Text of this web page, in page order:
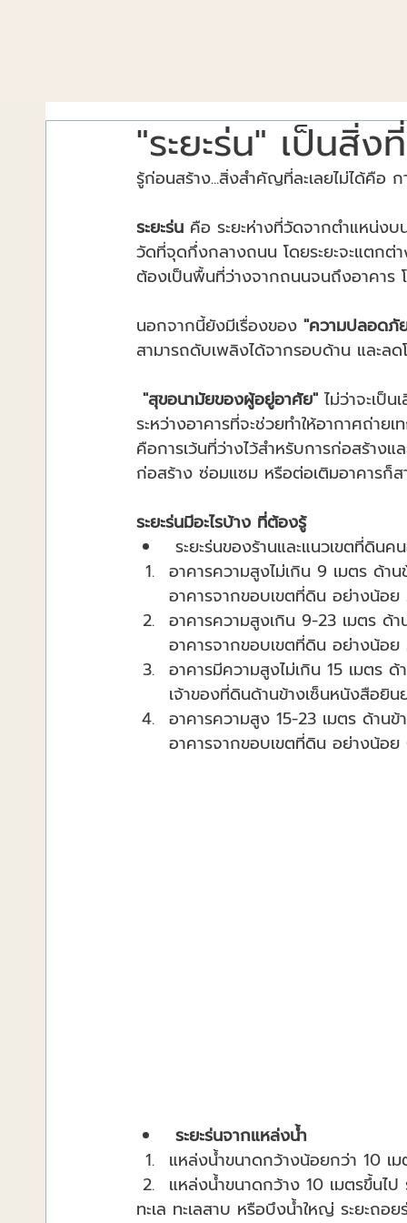
"ระยะร่น" เป็นสิ่
รู้ก่อนสร้าง...สิ่งสำคัญที่ละเลยไม่ได้คือ
ระยะร่น คือ ระยะห่างที่วัดจากตำแหน่ง
วัดที่จุดกึ่งกลางถนน โดยระยะจะแตกต่
ต้องเป็นพื้นที่ว่างจากถนนจนถึงอาคาร
นอกจากนี้ยังมีเรื่องของ "ความปลอดภั
สามารถดับเพลิงได้จากรอบด้าน และล
"สุขอนามัยของผู้อยู่อาศัย" ไม่ว่าจะเป็
ระหว่างอาคารที่จะช่วยทำให้อากาศถ่าย
คือการเว้นที่ว่างไว้สำหรับการก่อสร้าง
ก่อสร้าง ซ่อมแซม หรือต่อเติมอาคารก็ส
ระยะร่นมีอะไรบ้าง ที่ต้องรู้
ระยะร่นของร้านและแนวเขตที่ดินค
อาคารความสูงไม่เกิน 9 เมตร ด้า
อาคารจากขอบเขตที่ดิน อย่างน้อย
อาคารความสูงเกิน 9-23 เมตร ด้
อาคารจากขอบเขตที่ดิน อย่างน้อย
อาคารมีความสูงไม่เกิน 15 เมตร
เจ้าของที่ดินด้านข้างเซ็นหนังสือยิน
อาคารความสูง 15-23 เมตร ด้าน
อาคารจากขอบเขตที่ดิน อย่างน้อย
ระยะร่นจากแหล่งน้ำ
แหล่งน้ำขนาดกว้างน้อยกว่า 10 เ
แหล่งน้ำขนาดกว้าง 10 เมตรขึ้นไ
ทะเล ทะเลสาบ หรือบึงน้ำใหญ่ ระยะถ